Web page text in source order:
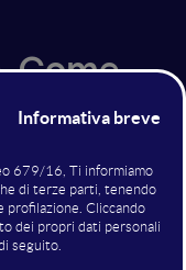
Come
e on
alla tv,